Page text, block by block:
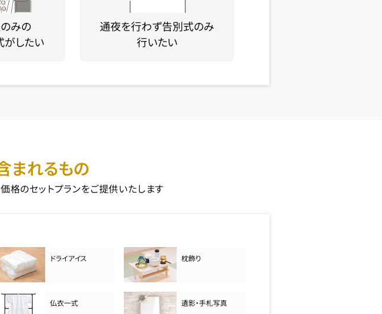
みの
したい
通夜を行わず告別式のみ
行いたい
まれるもの
のセットプランをご提供いたします
ドライアイス 枕飾り
仏衣一式 遺影・手札写真